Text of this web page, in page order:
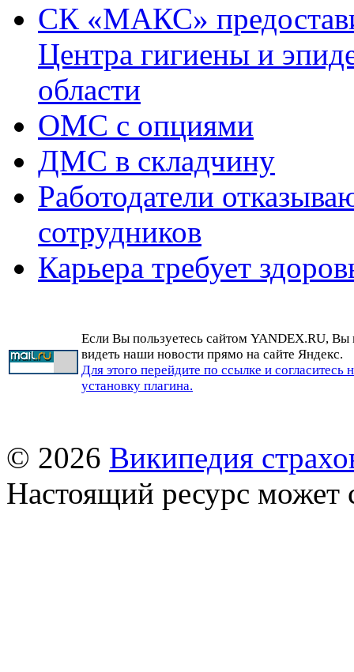
СК «МАКС»
Центра гигиены и
области
ОМС с опциями
ДМС в складчину
Работодатели
сотрудников
Карьера требует
Если Вы пользуетесь сайтом YANDEX.RU, Вы
видеть наши новости прямо на сайте Яндекс.
Для этого перейдите по ссылке и согласитесь
установку плагина.
© 2026 Википедия
Настоящий ресурс может